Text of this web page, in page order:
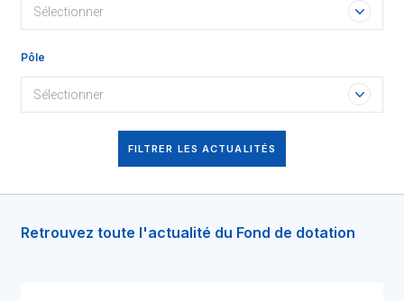
Sélectionner
Pôle
Sélectionner
FILTRER LES ACTUALITÉS
Retrouvez toute l'actualité du Fond de dotation